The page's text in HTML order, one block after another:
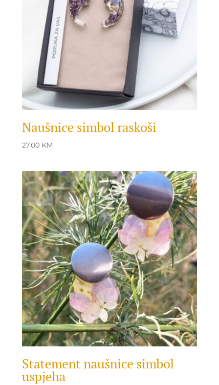
Naušnice simbol raskoši
27.00 KM
Statement naušnice simbol
uspjeha